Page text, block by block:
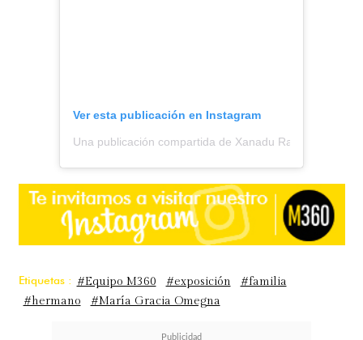
Ver esta publicación en Instagram
Una publicación compartida de Xanadu Radio
Etiquetas : #Equipo M360 #exposición
#familia
#hermano
#María Gracia Omegna